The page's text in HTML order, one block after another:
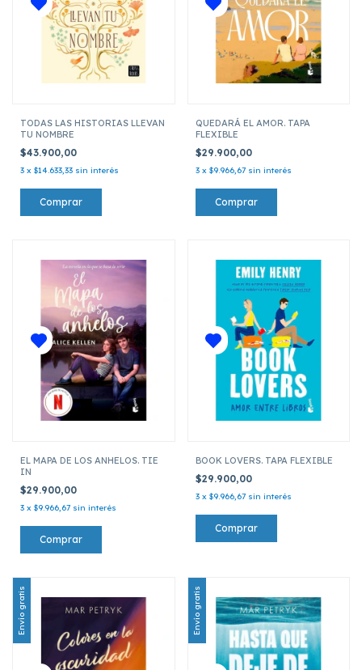
TODAS LAS HISTORIAS LLEVAN
TU NOMBRE
$43.900,00
3 x $14.633,33 sin interés
QUEDARÁ EL AMOR. TAPA
FLEXIBLE
$29.900,00
3 x $9.966,67 sin interés
EL MAPA DE LOS ANHELOS. TIE
IN
$29.900,00
3 x $9.966,67 sin interés
BOOK LOVERS. TAPA FLEXIBLE
$29.900,00
3 x $9.966,67 sin interés
Envío gratis Envío gratis